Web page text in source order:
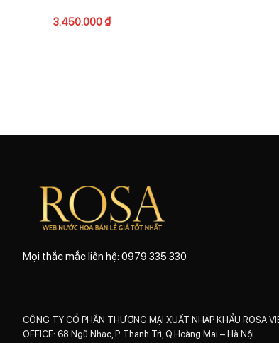
3.450.000₫
Mọi thắc mắc liên hệ: 0979 335 330
CÔNG TY CỔ PHẦN THƯƠNG MẠI XUẤT NHẬP KHẨU ROSA
OFFICE: 68 Ngũ Nhạc, P. Thanh Trì, Q.Hoàng Mai – Hà Nội.